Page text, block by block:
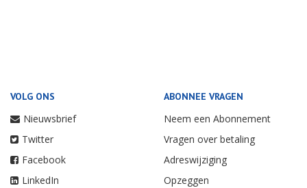
VOLG ONS
Nieuwsbrief
Twitter
Facebook
LinkedIn
ABONNEE VRAGEN
Neem een Abonnement
Vragen over betaling
Adreswijziging
Opzeggen